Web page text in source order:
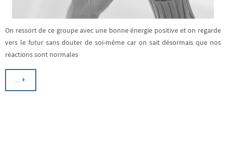
On ressort de ce groupe avec une bonne énergie positive et on regarde
vers le futur sans douter de soi-même car on sait désormais que nos
réactions sont normales
…